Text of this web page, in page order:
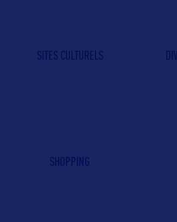
SITES CULTURELS
SHOPPING